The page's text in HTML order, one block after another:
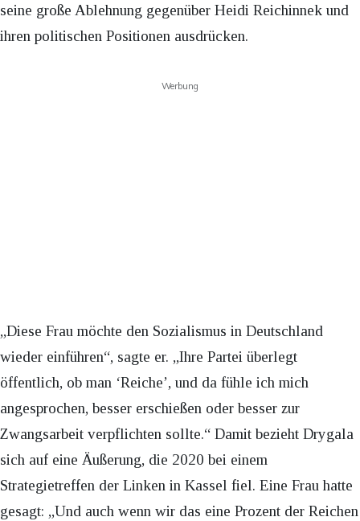
seine große Ablehnung gegenüber Heidi Reichinnek und
ihren politischen Positionen ausdrücken.
Werbung
„Diese Frau möchte den Sozialismus in Deutschland
wieder einführen“, sagte er. „Ihre Partei überlegt
öffentlich, ob man ‘Reiche’, und da fühle ich mich
angesprochen, besser erschießen oder besser zur
Zwangsarbeit verpflichten sollte.“ Damit bezieht Drygala
sich auf eine Äußerung, die 2020 bei einem
Strategietreffen der Linken in Kassel fiel. Eine Frau hatte
gesagt: „Und auch wenn wir das eine Prozent der Reichen